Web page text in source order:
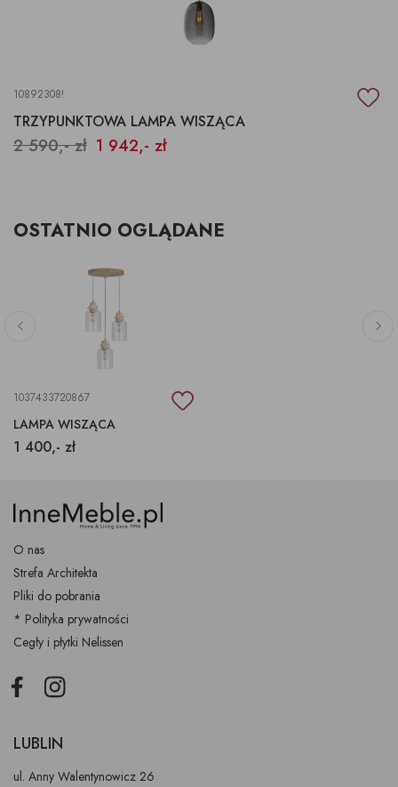
10892308!
TRZYPUNKTOWA LAMPA WISZĄCA
2 590,- zł 1 942,- zł
OSTATNIO OGLĄDANE
1037433720867
LAMPA WISZĄCA
1 400,- zł
O nas
Strefa Architekta
Pliki do pobrania
* Polityka prywatności
Cegły i płytki Nelissen
FacebookInstagram
LUBLIN
ul. Anny Walentynowicz 26